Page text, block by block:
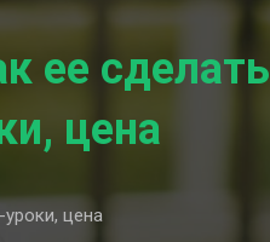
ее сделать
цена
цена